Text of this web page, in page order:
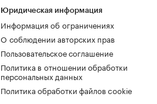
Юридическая информация
Информация об ограничениях
О соблюдении авторских прав
Пользовательское соглашение
Политика в отношении обработки
персональных данных
Политика обработки файлов cookie